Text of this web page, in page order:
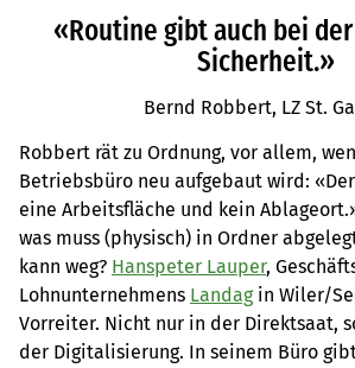
«Routine gibt auch bei
Sicherheit.»
Bernd Robbert, LZ St.
Robbert rät zu Ordnung, vor allem,
Betriebsbüro neu aufgebaut wird:
eine Arbeitsfläche und kein
was muss (physisch) in Ordner
kann weg? Hanspeter Lauper,
Lohnunternehmens Landagin Wiler/
Vorreiter. Nicht nur in der Direktsaat,
der Digitalisierung. In seinem Büro